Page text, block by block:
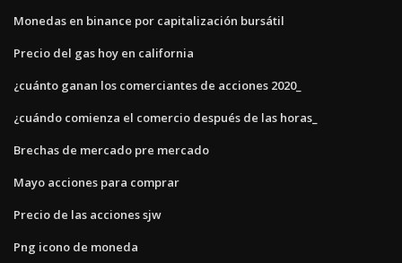
Monedas en binance por capitalización bursátil
Precio del gas hoy en california
¿cuánto ganan los comerciantes de acciones 2020_
¿cuándo comienza el comercio después de las horas_
Brechas de mercado pre mercado
Mayo acciones para comprar
Precio de las acciones sjw
Png icono de moneda